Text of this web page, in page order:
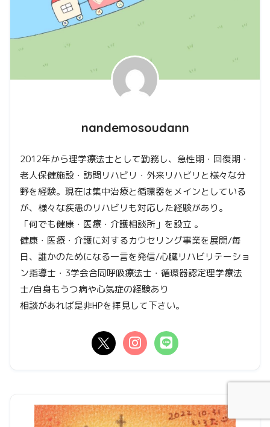
nandemosoudann
2012年から理学療法士として勤務し、急性期・回復期・
老人保健施設・訪問リハビリ・外来リハビリと様々な分
野を経験。現在は集中治療と循環器をメインとしている
が、様々な疾患のリハビリも対応した経験があり。
「何でも健康・医療・介護相談所」を設立 。
健康・医療・介護に対するカウセリング事業を展開/毎
日、誰かのためになる一言を発信/心臓リハビリテーショ
ン指導士・3学会合同呼吸療法士・循環器認定理学療法
士/自身もうつ病や心気症の経験あり
相談があれば是非HPを拝見して下さい。